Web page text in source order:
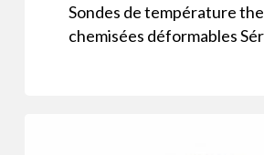
Sondes de température
chemisées déformables